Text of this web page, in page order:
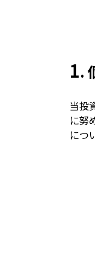
1.
当投
に努
につ